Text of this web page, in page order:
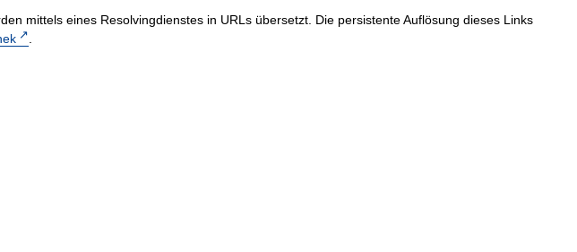
mittels eines Resolvingdienstes in URLs übersetzt. Die persistente Auflösung dieses Links
.